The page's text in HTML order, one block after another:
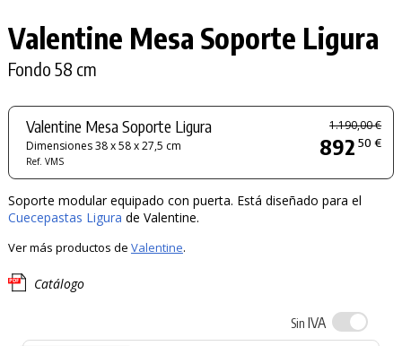
Valentine Mesa Soporte Ligura
Fondo 58 cm
Valentine Mesa Soporte Ligura
Dimensiones 38 x 58 x 27,5 cm
Ref. VMS
1.190,00 €
892 50 €
Soporte modular equipado con puerta. Está diseñado para el
Cuecepastas Ligura de Valentine.
Ver más productos de Valentine.
Catálogo
Sin IVA